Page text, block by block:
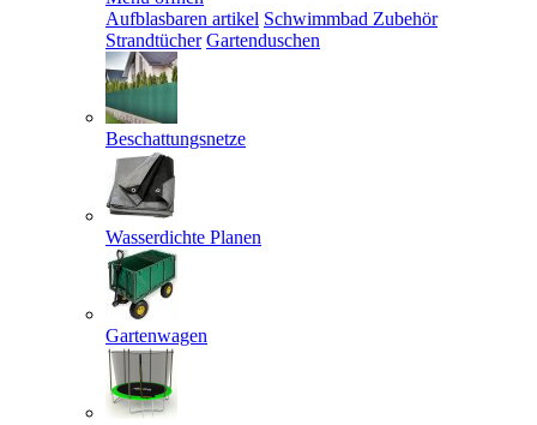
Aufblasbaren artikel Schwimmbad Zubehör
Strandtücher Gartenduschen
Beschattungsnetze
Wasserdichte Planen
Gartenwagen